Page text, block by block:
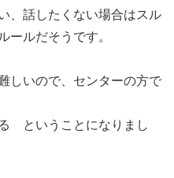
、話したくない場合はスル
ルだそうです。
しいので、センターの方で
ということになりまし